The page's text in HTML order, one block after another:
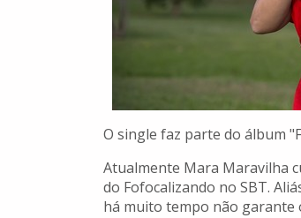
O single faz parte do álbum
Atualmente Mara Maravilha
do Fofocalizando no SBT.
há muito tempo não garante